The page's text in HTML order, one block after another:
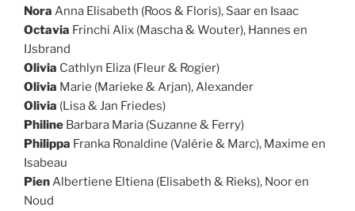
Nora Anna Elisabeth (Roos & Floris), Saar en Isaac
Octavia Frinchi Alix (Mascha & Wouter), Hannes en
IJsbrand
Olivia Cathlyn Eliza (Fleur & Rogier)
Olivia Marie (Marieke & Arjan), Alexander
Olivia (Lisa & Jan Friedes)
Philine Barbara Maria (Suzanne & Ferry)
Philippa Franka Ronaldine (Valérie & Marc), Maxime en
Isabeau
PienAlbertiene Eltiena (Elisabeth & Rieks), Noor en
Noud